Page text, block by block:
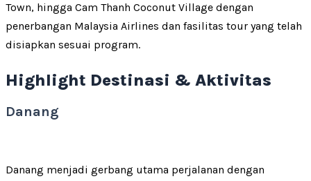
Town, hingga Cam Thanh Coconut Village dengan
penerbangan Malaysia Airlines dan fasilitas tour yang telah
disiapkan sesuai program.
Highlight Destinasi & Aktivitas
Danang
Danang menjadi gerbang utama perjalanan dengan